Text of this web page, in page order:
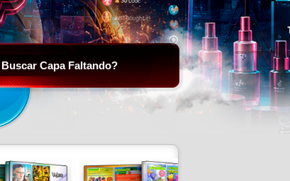
Buscar Capa Faltando?